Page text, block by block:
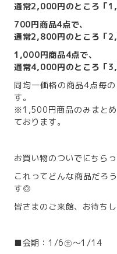
通常2,000円のところ「
700円商品4点で、
通常2,800円のところ「
1,000円商品4点で、
通常4,000円のところ「
同均一価格の商品4点毎
す。
※1,500円商品のみまとめ
ております。
お買い物のついでにちら
これってどんな商品だろ
す◎
皆さまのご来館、お待ちし
■会期：1/6㊏～1/14